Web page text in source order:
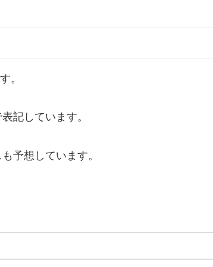
。
表記しています。
予想しています。